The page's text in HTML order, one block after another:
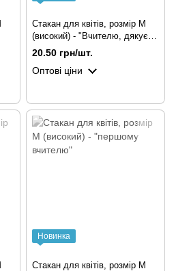
Стакан для квітів, розмір М
(високий) - "Вчителю, дякуємо
Вам"
20.50 грн/шт.
Оптові ціни
Новинка
Стакан для квітів, розмір М